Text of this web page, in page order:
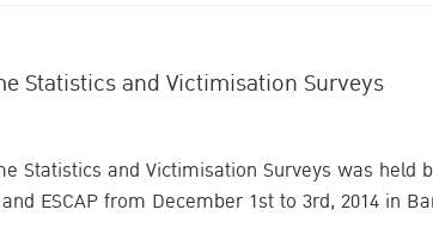
Statistics and Victimisation Surveys
Statistics and Victimisation Surveys was held
ESCAP from December 1st to 3rd, 2014 in